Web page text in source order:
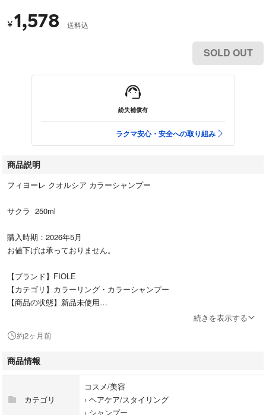
¥1,578 送料込
SOLD OUT
紛失補償有
ラクマ安心・安全への取り組み
商品説明
フィヨーレ クオルシア カラーシャンプー
サクラ 250ml
購入時期：2026年5月
お値下げは承っておりません。
【ブランド】FIOLE
【カテゴリ】カラーリング・カラーシャンプー
【商品の状態】新品未使用
【発送方法】ゆうパケットポストにての発送
続きを表示する
約2ヶ月前
商品情報
カテゴリ
コスメ/美容
› ヘアケア/スタイリング
› シャンプー